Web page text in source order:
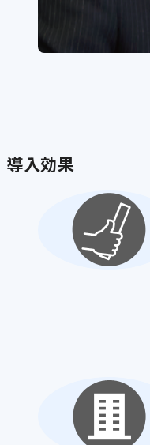
導入効果